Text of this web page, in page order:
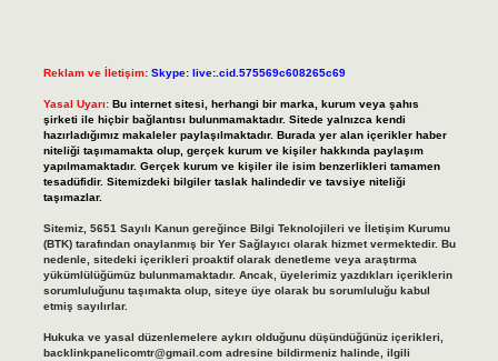
Reklam ve İletişim: Skype: live:.cid.575569c608265c69
Yasal Uyarı: Bu internet sitesi, herhangi bir marka, kurum veya şahıs
şirketi ile hiçbir bağlantısı bulunmamaktadır. Sitede yalnızca kendi
hazırladığımız makaleler paylaşılmaktadır. Burada yer alan içerikler haber
niteliği taşımamakta olup, gerçek kurum ve kişiler hakkında paylaşım
yapılmamaktadır. Gerçek kurum ve kişiler ile isim benzerlikleri tamamen
tesadüfidir. Sitemizdeki bilgiler taslak halindedir ve tavsiye niteliği
taşımazlar.
Sitemiz, 5651 Sayılı Kanun gereğince Bilgi Teknolojileri ve İletişim Kurumu
(BTK) tarafından onaylanmış bir Yer Sağlayıcı olarak hizmet vermektedir. Bu
nedenle, sitedeki içerikleri proaktif olarak denetleme veya araştırma
yükümlülüğümüz bulunmamaktadır. Ancak, üyelerimiz yazdıkları içeriklerin
sorumluluğunu taşımakta olup, siteye üye olarak bu sorumluluğu kabul
etmiş sayılırlar.
Hukuka ve yasal düzenlemelere aykırı olduğunu düşündüğünüz içerikleri,
backlinkpanelicomtr@gmail.comadresine bildirmeniz halinde, ilgili